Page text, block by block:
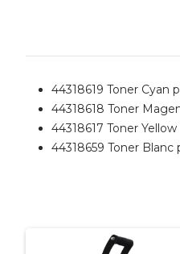
44318619 Toner Cyan
44318618 Toner
44318617 Toner
44318659 Toner